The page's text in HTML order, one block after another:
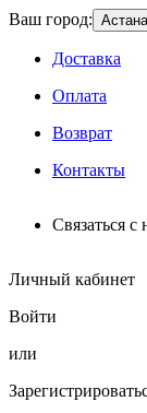
Ваш город: Астана
Доставка
Оплата
Возврат
Контакты
Связаться с
Личный кабинет
Войти
или